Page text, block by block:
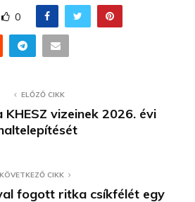
0
ELŐZŐ CIKK
vizeinek 2026. évi
KÖVETKEZŐ CIKK
fogott ritka csíkfélét egy